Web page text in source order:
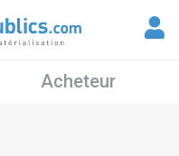
Acheteur